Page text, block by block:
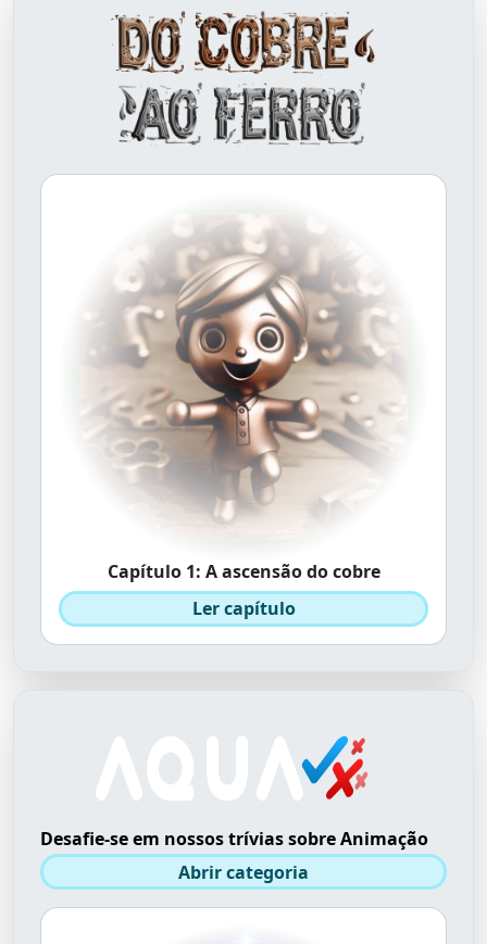
Capítulo 1: A ascensão do cobre
Ler capítulo
Desafie-se em nossos trívias sobre Animação
Abrir categoria